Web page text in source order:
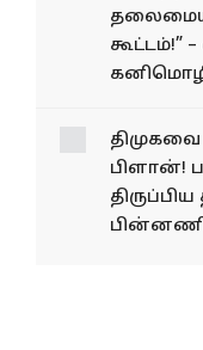
கூட்டம்!”
பிளான்!